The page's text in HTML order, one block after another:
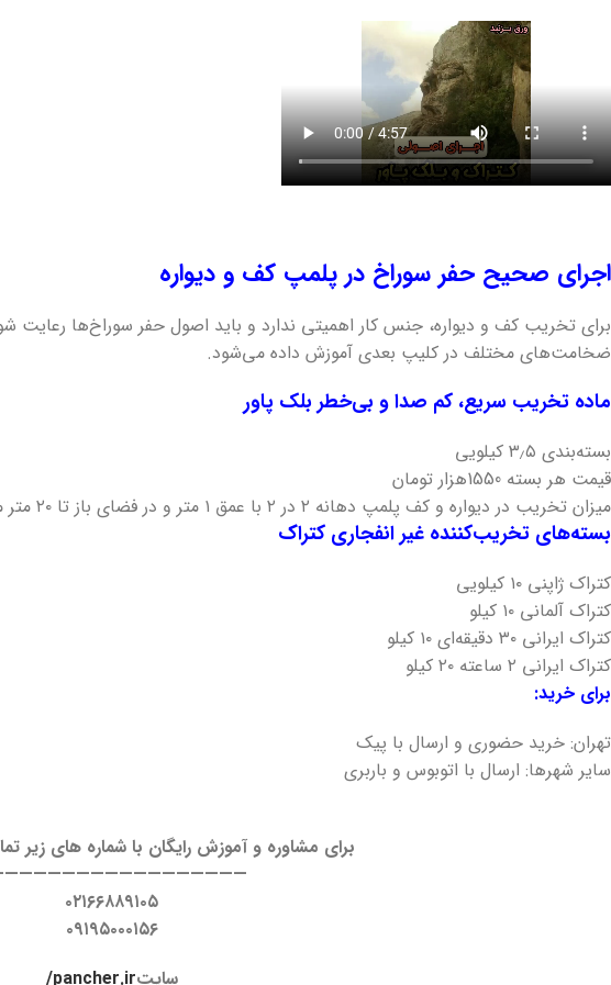
اجرای صحیح حفر سوراخ در پلمپ کف و دیواره
برای تخریب کف و دیواره، جنس کار اهمیتی ندارد و باید اصول حفر سوراخ‌ها
ضخامت‌های مختلف در کلیپ بعدی آموزش داده می‌شود.
ماده تخریب سریع، کم صدا و بی‌خطر بلک پاور
بسته‌بندی ۳٫۵ کیلویی
قیمت هر بسته 1550هزار تومان
میزان تخریب در دیواره و کف پلمپ دهانه ۲ در ۲ با عمق ۱ متر و در فضای باز تا ۲۰ متر مکعب
بسته‌های تخریب‌کننده غیر انفجاری کتراک
کتراک ژاپنی ۱۰ کیلویی
کتراک آلمانی ۱۰ کیلو
کتراک ایرانی ۳۰ دقیقه‌ای ۱۰ کیلو
کتراک ایرانی ۲ ساعته ۲۰ کیلو
برای خرید:
تهران: خرید حضوری و ارسال با پیک
سایر شهرها: ارسال با اتوبوس و باربری
برای مشاوره و آموزش رایگان با شماره های زیر
۰۲۱۶۶۸۸۹۱۰۵
۰۹۱۹۵۰۰۰۱۵۶
سایتpancher.ir/